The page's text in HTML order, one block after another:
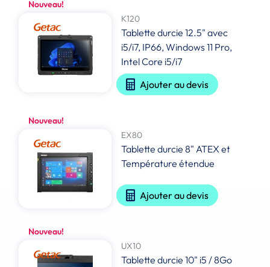
Nouveau!
K120
Tablette durcie 12.5" avec
i5/i7, IP66, Windows 11 Pro,
Intel Core i5/i7
Ajouter au devis
Nouveau!
EX80
Tablette durcie 8" ATEX et
Température étendue
Ajouter au devis
Nouveau!
UX10
Tablette durcie 10" i5 / 8Go